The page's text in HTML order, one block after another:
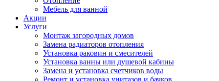
Мебель для ванной
Акции
Услуги
Монтаж загородных домов
Замена радиаторов отопления
Установка раковин и смесителей
Установка ванны или душевой кабины
Замена и установка счетчиков воды
Ремонт и установка унитазов и бачков